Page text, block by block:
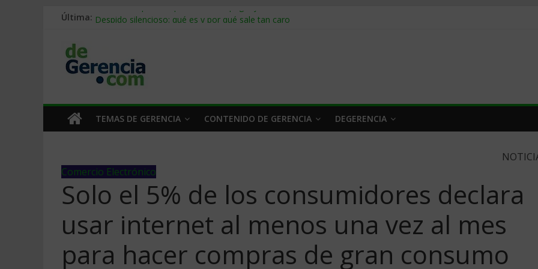
Última: Stablecoins para empresas: cómo pagar y cobrar en 2026
Trabajo forzoso en la cadena de suministro: qué hacer
Mercado hispano de EE. UU.: cómo segmentarlo y venderle
TEMAS DE GERENCIA CONTENIDO DE GERENCIA DEGERENCIA
Comercio Electrónico
Solo el 5% de los consumidores declara
usar internet al menos una vez al mes
para hacer compras de gran consumo